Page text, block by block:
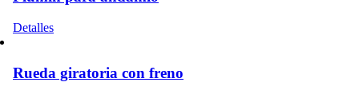
elegir
la
producto
Las
opciones
pueden
elegir
Detalles
Rueda giratoria con freno